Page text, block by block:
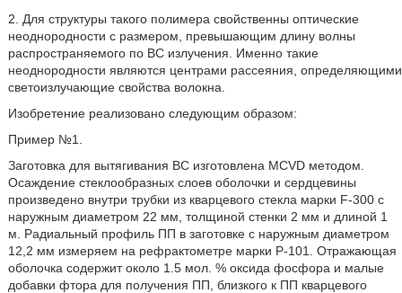
2. Для структуры такого полимера свойственны оптические
неоднородности с размером, превышающим длину волны
распространяемого по ВС излучения. Именно такие
неоднородности являются центрами рассеяния, определяющими
светоизлучающие свойства волокна.
Изобретение реализовано следующим образом:
Пример №1.
Заготовка для вытягивания ВС изготовлена MCVD методом.
Осаждение стеклообразных слоев оболочки и сердцевины
произведено внутри трубки из кварцевого стекла марки F-300 с
наружным диаметром 22 мм, толщиной стенки 2 мм и длиной 1
м. Радиальный профиль ПП в заготовке с наружным диаметром
12,2 мм измеряем на рефрактометре марки Р-101. Отражающая
оболочка содержит около 1.5 мол. % оксида фосфора и малые
добавки фтора для получения ПП, близкого к ПП кварцевого